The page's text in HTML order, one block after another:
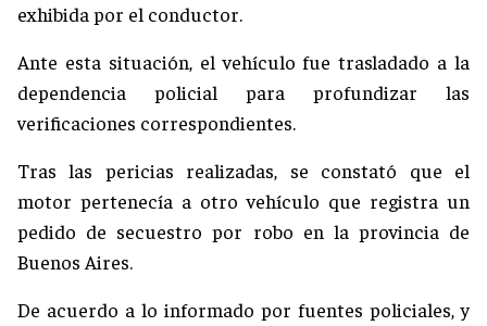
exhibida por el conductor.
Ante esta situación, el vehículo fue trasladado a la
dependencia policial para profundizar las
verificaciones correspondientes.
Tras las pericias realizadas, se constató que el
motor pertenecía a otro vehículo que registra un
pedido de secuestro por robo en la provincia de
Buenos Aires.
De acuerdo a lo informado por fuentes policiales, y